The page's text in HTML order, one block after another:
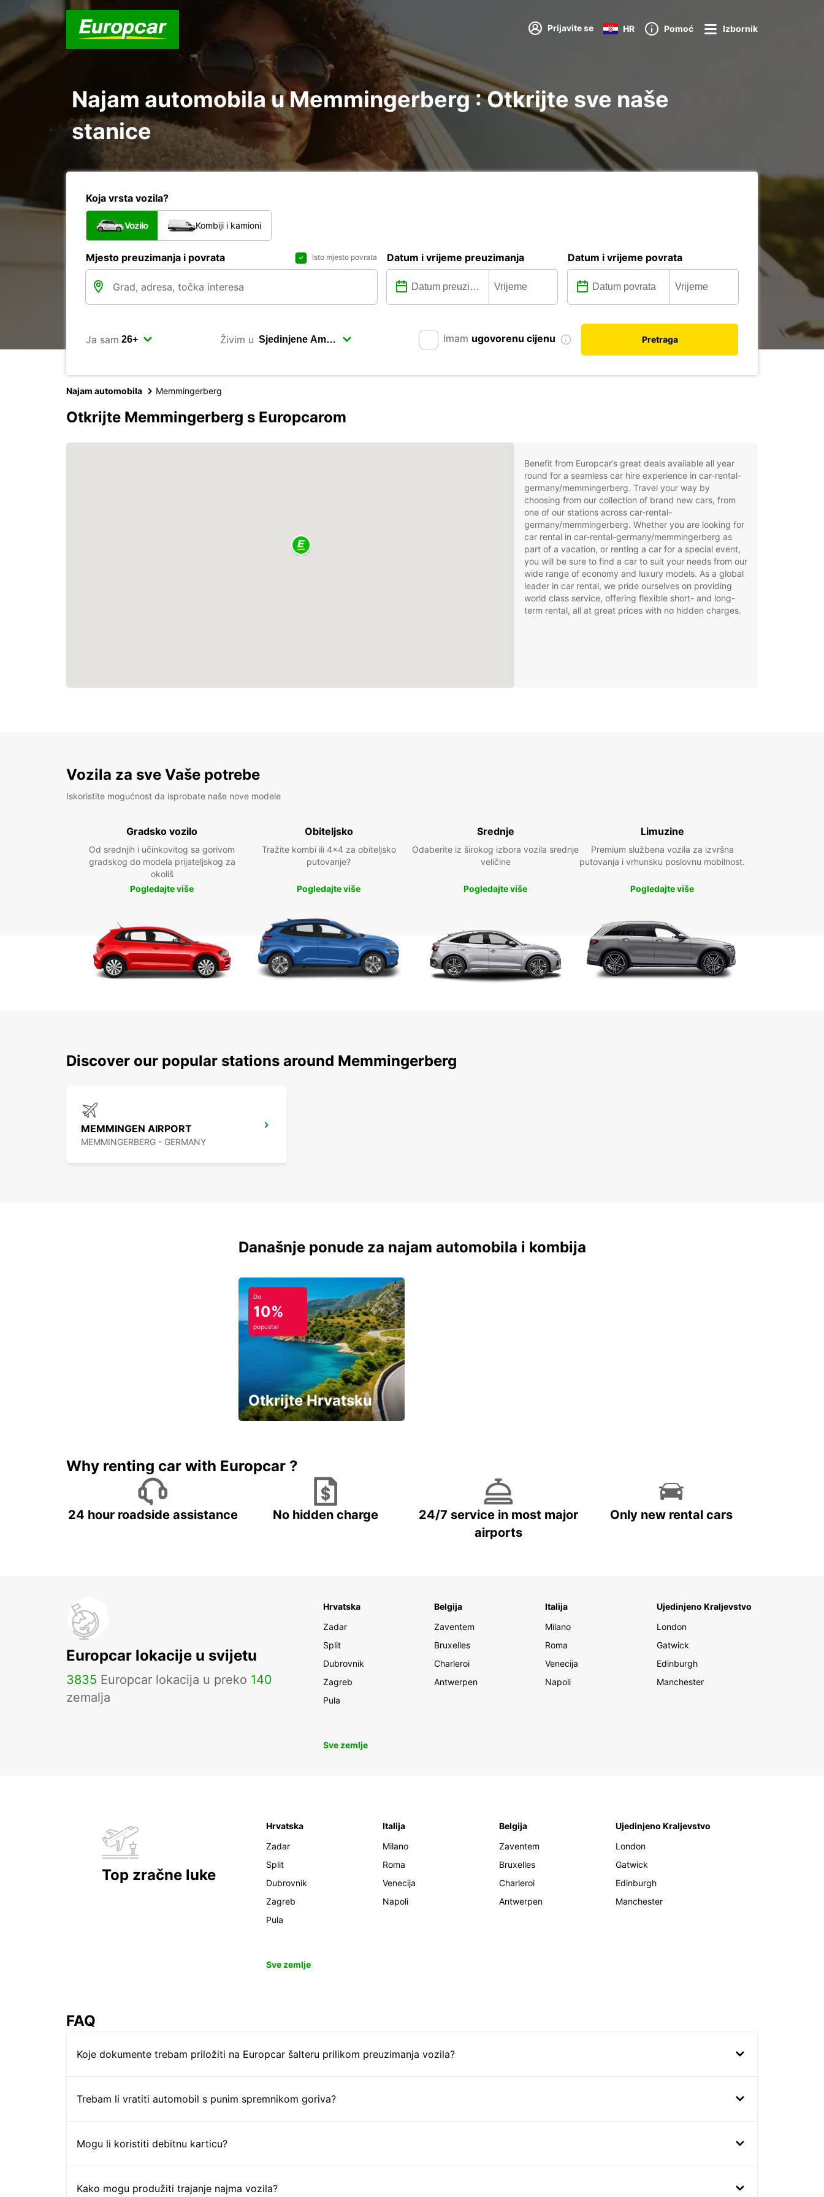
Prijavite se HR Pomoć Izbornik
Najam automobila u Memmingerberg : Otkrijte sve naše
stanice
Koja vrsta vozila?
Vozilo Kombiji i kamioni
Mjesto preuzimanja i povrata Isto mjesto povrata Datum i vrijeme preuzimanja Datum i vrijeme povrata
Ja sam Živim u Imam ugovorenu cijenu Pretraga
Najam automobila Memmingerberg
Otkrijte Memmingerberg s Europcarom
Benefit from Europcar’s great deals available all year
round for a seamless car hire experience in car-rental-
germany/memmingerberg. Travel your way by
choosing from our collection of brand new cars, from
one of our stations across car-rental-
germany/memmingerberg. Whether you are looking for
car rental in car-rental-germany/memmingerberg as
part of a vacation, or renting a car for a special event,
you will be sure to find a car to suit your needs from our
wide range of economy and luxury models. As a global
leader in car rental, we pride ourselves on providing
world class service, offering flexible short- and long-
term rental, all at great prices with no hidden charges.
Vozila za sve Vaše potrebe
Iskoristite mogućnost da isprobate naše nove modele
Gradsko vozilo
Od srednjih i učinkovitog sa gorivom
gradskog do modela prijateljskog za
okoliš
Pogledajte više
Obiteljsko
Tražite kombi ili 4x4 za obiteljsko
putovanje?
Pogledajte više
Srednje
Odaberite iz širokog izbora vozila srednje
veličine
Pogledajte više
Limuzine
Premium službena vozila za izvršna
putovanja i vrhunsku poslovnu mobilnost.
Pogledajte više
Discover our popular stations around Memmingerberg
MEMMINGEN AIRPORT
MEMMINGERBERG - GERMANY
Današnje ponude za najam automobila i kombija
Do
10%
popusta!
Otkrijte Hrvatsku
Why renting car with Europcar ?
24 hour roadside assistance No hidden charge
24/7 service in most major
airports
Only new rental cars
Europcar lokacije u svijetu
3835 Europcar lokacija u preko 140
zemalja
Hrvatska
Zadar
Split
Dubrovnik
Zagreb
Pula
Belgija
Zaventem
Bruxelles
Charleroi
Antwerpen
Italija
Milano
Roma
Venecija
Napoli
Ujedinjeno Kraljevstvo
London
Gatwick
Edinburgh
Manchester
Sve zemlje
Top zračne luke
Hrvatska
Zadar
Split
Dubrovnik
Zagreb
Pula
Italija
Milano
Roma
Venecija
Napoli
Belgija
Zaventem
Bruxelles
Charleroi
Antwerpen
Ujedinjeno Kraljevstvo
London
Gatwick
Edinburgh
Manchester
Sve zemlje
FAQ
Koje dokumente trebam priložiti na Europcar šalteru prilikom preuzimanja vozila?
Trebam li vratiti automobil s punim spremnikom goriva?
Mogu li koristiti debitnu karticu?
Kako mogu produžiti trajanje najma vozila?